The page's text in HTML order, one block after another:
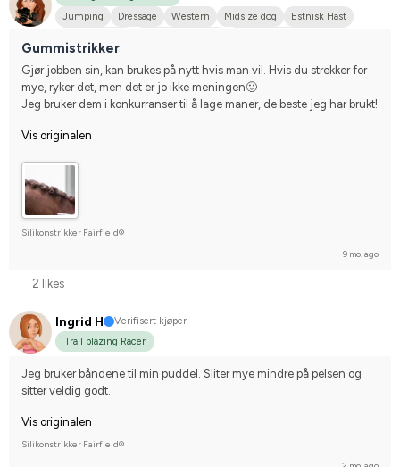
Jumping
Dressage Western Midsize dog
Estnisk Häst
Gummistrikker
Gjør jobben sin, kan brukes på nytt hvis man vil. Hvis du strekker for
mye, ryker det, men det er jo ikke meningen🙂
Jeg bruker dem i konkurranser til å lage maner, de beste jeg har brukt!
Vis originalen
Silikonstrikker Fairfield®
9 mo. ago
2 likes
Ingrid H
Verifisert kjøper
Trail blazing Racer
Jeg bruker båndene til min puddel. Sliter mye mindre på pelsen og
sitter veldig godt.
Vis originalen
Silikonstrikker Fairfield®